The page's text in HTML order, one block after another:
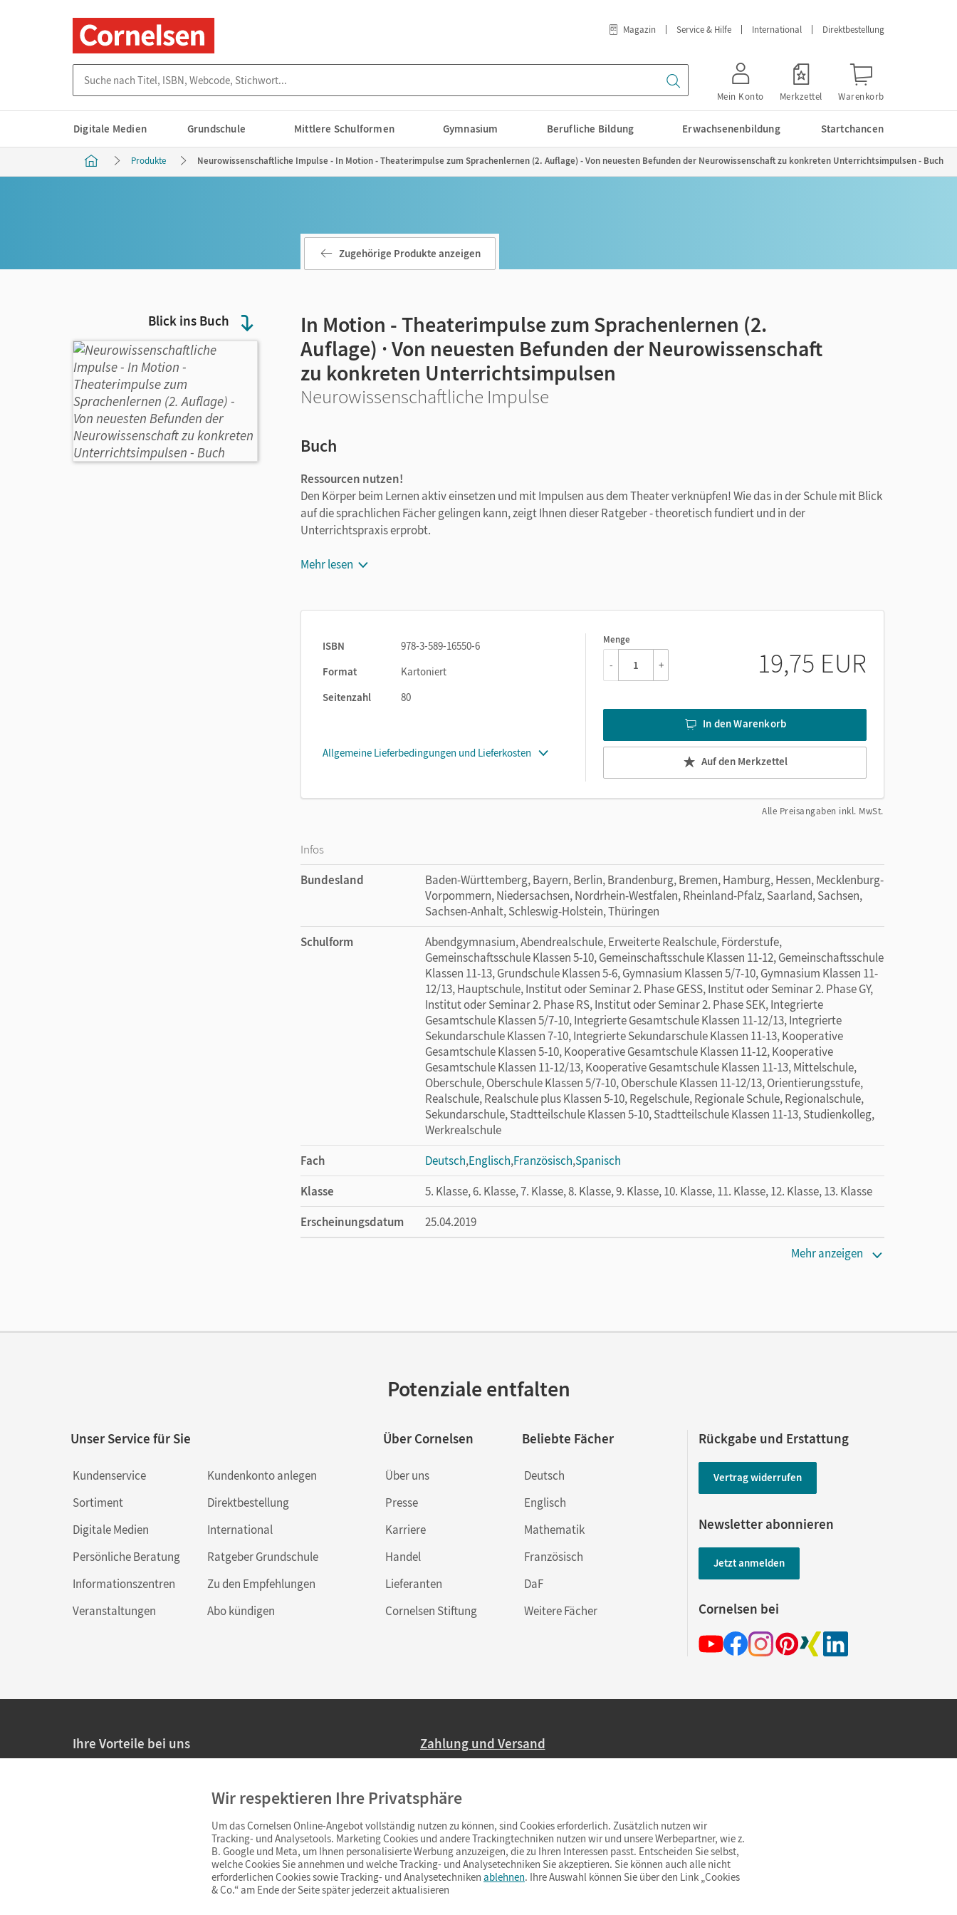
Magazin Service & Hilfe International Direktbestellung
Mein Konto Merkzettel Warenkorb
Digitale Medien Grundschule Mittlere Schulformen Gymnasium Berufliche Bildung Erwachsenenbildung Startchancen
Produkte Neurowissenschaftliche Impulse - In Motion - Theaterimpulse zum Sprachenlernen (2. Auflage) - Von neuesten Befunden der Neurowissenschaft zu konkreten Unterrichtsimpulsen - Buch
Blick ins Buch
Zugehörige Produkte anzeigen
In Motion - Theaterimpulse zum Sprachenlernen (2.
Auflage) · Von neuesten Befunden der Neurowissenschaft
zu konkreten Unterrichtsimpulsen
Neurowissenschaftliche Impulse
Buch
Ressourcen nutzen!
Den Körper beim Lernen aktiv einsetzen und mit Impulsen aus dem Theater verknüpfen! Wie das in der Schule mit Blick
auf die sprachlichen Fächer gelingen kann, zeigt Ihnen dieser Ratgeber - theoretisch fundiert und in der
Unterrichtspraxis erprobt.
Was bedeutet Embodied Cognition fürs Sprachenlernen?
Wie bewegt man Teenager zum bewegten Lernen?
Mehr lesen
ISBN
978-3-589-16550-6
Format
Kartoniert
Seitenzahl
80
Allgemeine Lieferbedingungen und Lieferkosten
Menge
1
- + 19,75 EUR
In den Warenkorb
Auf den Merkzettel
Alle Preisangaben inkl. MwSt.
Infos
Bundesland
Baden-Württemberg, Bayern, Berlin, Brandenburg, Bremen, Hamburg, Hessen, Mecklenburg-
Vorpommern, Niedersachsen, Nordrhein-Westfalen, Rheinland-Pfalz, Saarland, Sachsen,
Sachsen-Anhalt, Schleswig-Holstein, Thüringen
Schulform
Abendgymnasium, Abendrealschule, Erweiterte Realschule, Förderstufe,
Gemeinschaftsschule Klassen 5-10, Gemeinschaftsschule Klassen 11-12, Gemeinschaftsschule
Klassen 11-13, Grundschule Klassen 5-6, Gymnasium Klassen 5/7-10, Gymnasium Klassen 11-
12/13, Hauptschule, Institut oder Seminar 2. Phase GESS, Institut oder Seminar 2. Phase GY,
Institut oder Seminar 2. Phase RS, Institut oder Seminar 2. Phase SEK, Integrierte
Gesamtschule Klassen 5/7-10, Integrierte Gesamtschule Klassen 11-12/13, Integrierte
Sekundarschule Klassen 7-10, Integrierte Sekundarschule Klassen 11-13, Kooperative
Gesamtschule Klassen 5-10, Kooperative Gesamtschule Klassen 11-12, Kooperative
Gesamtschule Klassen 11-12/13, Kooperative Gesamtschule Klassen 11-13, Mittelschule,
Oberschule, Oberschule Klassen 5/7-10, Oberschule Klassen 11-12/13, Orientierungsstufe,
Realschule, Realschule plus Klassen 5-10, Regelschule, Regionale Schule, Regionalschule,
Sekundarschule, Stadtteilschule Klassen 5-10, Stadtteilschule Klassen 11-13, Studienkolleg,
Werkrealschule
Fach
Deutsch,Englisch,Französisch,Spanisch
Klasse
5. Klasse, 6. Klasse, 7. Klasse, 8. Klasse, 9. Klasse, 10. Klasse, 11. Klasse, 12. Klasse, 13. Klasse
Erscheinungsdatum
25.04.2019
Mehr anzeigen
Potenziale entfalten
Unser Service für Sie
Kundenservice
Sortiment
Digitale Medien
Persönliche Beratung
Informationszentren
Veranstaltungen
Kundenkonto anlegen
Direktbestellung
International
Ratgeber Grundschule
Zu den Empfehlungen
Abo kündigen
Über Cornelsen
Über uns
Presse
Karriere
Handel
Lieferanten
Cornelsen Stiftung
Beliebte Fächer
Deutsch
Englisch
Mathematik
Französisch
DaF
Weitere Fächer
Rückgabe und Erstattung
Vertrag widerrufen
Newsletter abonnieren
Jetzt anmelden
Cornelsen bei
Ihre Vorteile bei uns
Persönliche Angebote für Lehrkräfte
Sicheres Einkaufen mit SSL-Verschlüsselung
Widerrufsfristvon 4 Wochen
Schnelle und einfache Retourenabwicklung
Zahlung und Versand
Ab 59,– EUR Bestellwert liefern wir versandkostenfrei innerhalb Deutschlands
(Lieferung in 3–6 Tagen).
Wir respektieren Ihre Privatsphäre
Um das Cornelsen Online-Angebot vollständig nutzen zu können, sind Cookies erforderlich. Zusätzlich nutzen wir
Tracking- und Analysetools. Marketing Cookies und andere Trackingtechniken nutzen wir und unsere Werbepartner, wie z.
B. Google und Meta, um Ihnen personalisierte Werbung anzuzeigen, die zu Ihren Interessen passt. Entscheiden Sie selbst,
welche Cookies Sie annehmen und welche Tracking- und Analysetechniken Sie akzeptieren. Sie können auch alle nicht
erforderlichen Cookies sowie Tracking- und Analysetechniken ablehnen. Ihre Auswahl können Sie über den Link „Cookies
& Co.“ am Ende der Seite später jederzeit aktualisieren